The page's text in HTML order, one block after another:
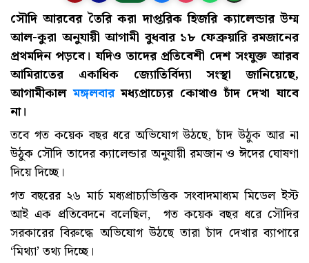
সৌদি আরবের তৈরি করা দাপ্তরিক হিজরি ক্যালেন্ডার উম্ম
আল-কুরা অনুযায়ী আগামী বুধবার ১৮ ফেব্রুয়ারি রমজানের
প্রথমদিন পড়বে। যদিও তাদের প্রতিবেশী দেশ সংযুক্ত আরব
আমিরাতের একাধিক জ্যোতির্বিদ্যা সংস্থা জানিয়েছে,
আগামীকালমঙ্গলবারমধ্যপ্রাচ্যের কোথাও চাঁদ দেখা যাবে
না।
তবে গত কয়েক বছর ধরে অভিযোগ উঠছে, চাঁদ উঠুক আর না
উঠুক সৌদি তাদের ক্যালেন্ডার অনুযায়ী রমজান ও ঈদের ঘোষণা
দিয়ে দিচ্ছে।
গত বছরের ২৬ মার্চ মধ্যপ্রাচ্যভিত্তিক সংবাদমাধ্যম মিডেল ইস্ট
আই এক প্রতিবেদনে বলেছিল, গত কয়েক বছর ধরে সৌদির
সরকারের বিরুদ্ধে অভিযোগ উঠছে তারা চাঁদ দেখার ব্যাপারে
‘মিথ্যা’ তথ্য দিচ্ছে।